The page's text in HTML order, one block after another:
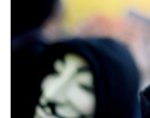
IT Times
生成式AI與雲端應用
Enterprise Digital